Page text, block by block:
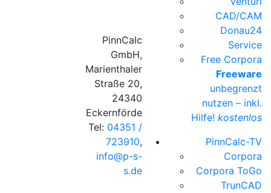
PinnCalc
GmbH,
Marienthaler
Straße 20,
24340
Eckernförde
Tel: 04351 /
723910,
info@p-s-
s.de
CAD/CAM
Donau24
Service
Free Corpora
Freeware
unbegrenzt
nutzen – inkl.
Hilfe! kostenlos
PinnCalc-TV
Corpora
Corpora ToGo
TrunCAD